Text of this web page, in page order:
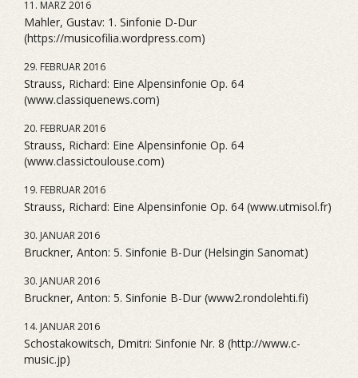
11. MÄRZ 2016
Mahler, Gustav: 1. Sinfonie D-Dur
(https://musicofilia.wordpress.com)
29. FEBRUAR 2016
Strauss, Richard: Eine Alpensinfonie Op. 64
(www.classiquenews.com)
20. FEBRUAR 2016
Strauss, Richard: Eine Alpensinfonie Op. 64
(www.classictoulouse.com)
19. FEBRUAR 2016
Strauss, Richard: Eine Alpensinfonie Op. 64 (www.utmisol.fr)
30. JANUAR 2016
Bruckner, Anton: 5. Sinfonie B-Dur (Helsingin Sanomat)
30. JANUAR 2016
Bruckner, Anton: 5. Sinfonie B-Dur (www2.rondolehti.fi)
14. JANUAR 2016
Schostakowitsch, Dmitri: Sinfonie Nr. 8 (http://www.c-
music.jp)